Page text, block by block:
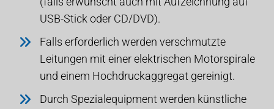
USB-Stick oder CD/DVD).
Falls erforderlich werden verschmutzte
Leitungen mit einer elektrischen Motorspirale
und einem Hochdruckaggregat gereinigt.
Durch Spezialequipment werden künstliche